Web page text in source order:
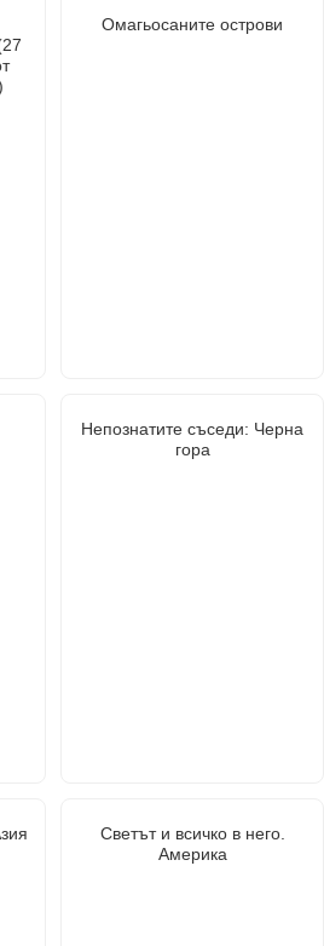
Омагьосаните острови
Непознатите съседи: Черна
гора
Светът и всичко в него.
Америка